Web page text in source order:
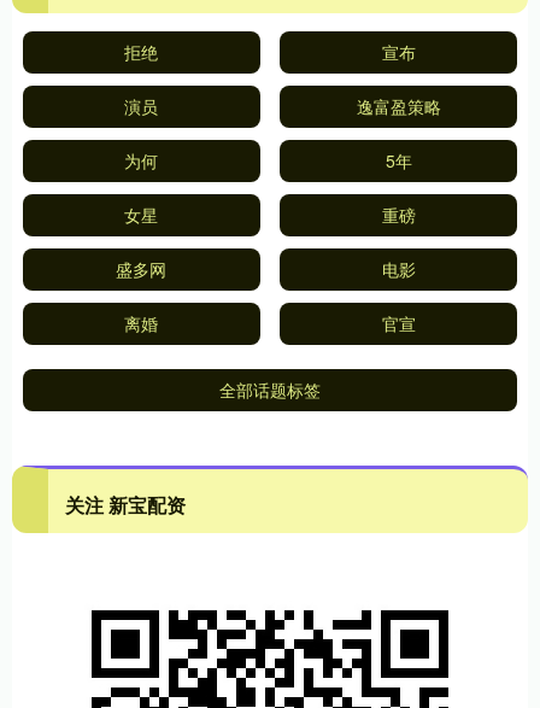
拒绝 宣布
演员 逸富盈策略
为何 5年
女星 重磅
盛多网 电影
离婚 官宣
全部话题标签
关注 新宝配资